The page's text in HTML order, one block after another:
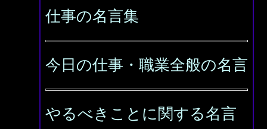
仕事の名言集
今日の仕事・職業全般の名言
やるべきことに関する名言